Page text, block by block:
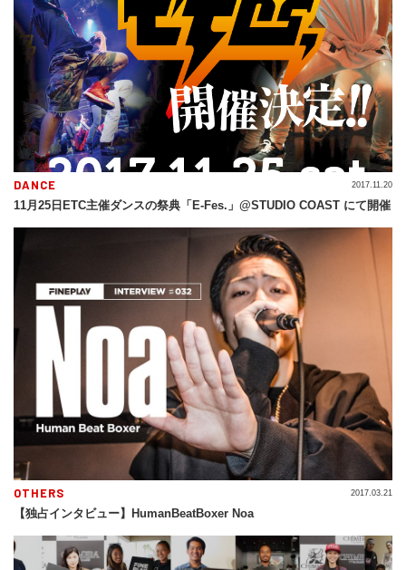
DANCE
11月25日ETC主催ダンスの祭典「E-Fes.」@STUDIO COAST にて開催
2017.11.20
OTHERS
【独占インタビュー】HumanBeatBoxer Noa
2017.03.21